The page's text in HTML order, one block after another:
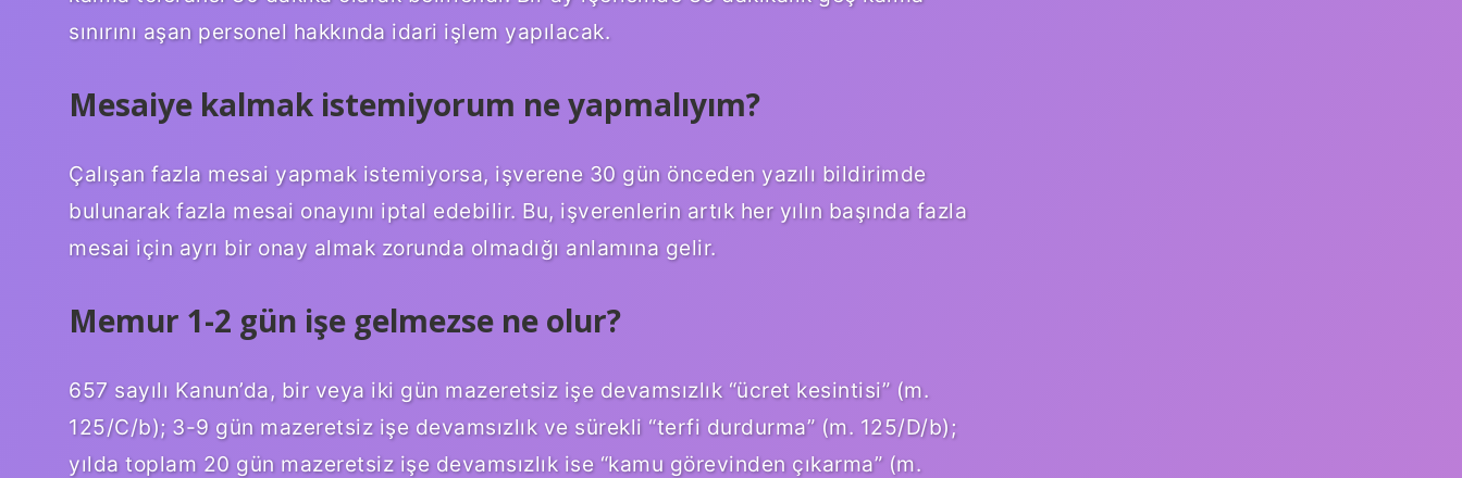
sınırını aşan personel hakkında idari işlem yapılacak.
Mesaiye kalmak istemiyorum ne yapmalıyım?
Çalışan fazla mesai yapmak istemiyorsa, işverene 30 gün önceden yazılı bildirimde
bulunarak fazla mesai onayını iptal edebilir. Bu, işverenlerin artık her yılın başında fazla
mesai için ayrı bir onay almak zorunda olmadığı anlamına gelir.
Memur 1-2 gün işe gelmezse ne olur?
657 sayılı Kanun’da, bir veya iki gün mazeretsiz işe devamsızlık “ücret kesintisi” (m.
125/C/b); 3-9 gün mazeretsiz işe devamsızlık ve sürekli “terfi durdurma” (m. 125/D/b);
yılda toplam 20 gün mazeretsiz işe devamsızlık ise “kamu görevinden çıkarma” (m.